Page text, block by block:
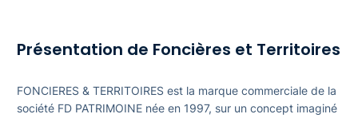
Présentation de Foncières et Territoires
FONCIERES & TERRITOIRES est la marque commerciale de la
société FD PATRIMOINE née en 1997, sur un concept imaginé